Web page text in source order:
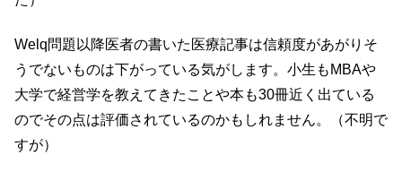
Welq問題以降医者の書いた医療記事は信頼度があがりそ
うでないものは下がっている気がします。小生もMBAや
大学で経営学を教えてきたことや本も30冊近く出ている
のでその点は評価されているのかもしれません。（不明で
すが）